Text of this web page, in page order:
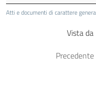
Atti e documenti di carattere
Vista
Precedente